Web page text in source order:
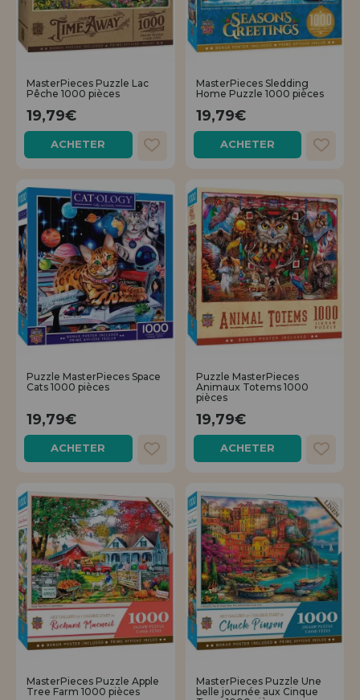
MasterPieces Puzzle Lac
Pêche 1000 pièces
19,79€
ACHETER
MasterPieces Sledding
Home Puzzle 1000 pièces
19,79€
ACHETER
Puzzle MasterPieces Space
Cats 1000 pièces
19,79€
ACHETER
Puzzle MasterPieces
Animaux Totems 1000
pièces
19,79€
ACHETER
MasterPieces Puzzle Apple
Tree Farm 1000 pièces
MasterPieces Puzzle Une
belle journée aux Cinque